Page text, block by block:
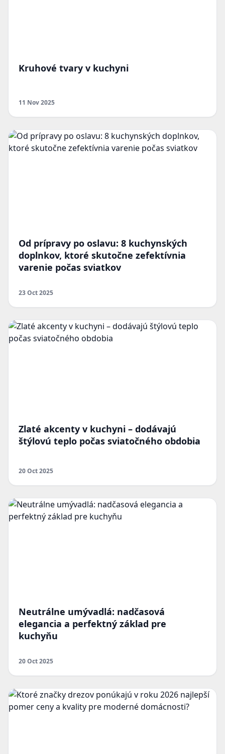
Kruhové tvary v kuchyni
11 Nov 2025
Od prípravy po oslavu: 8 kuchynských
doplnkov, ktoré skutočne zefektívnia
varenie počas sviatkov
23 Oct 2025
Zlaté akcenty v kuchyni – dodávajú
štýlovú teplo počas sviatočného obdobia
20 Oct 2025
Neutrálne umývadlá: nadčasová
elegancia a perfektný základ pre
kuchyňu
20 Oct 2025